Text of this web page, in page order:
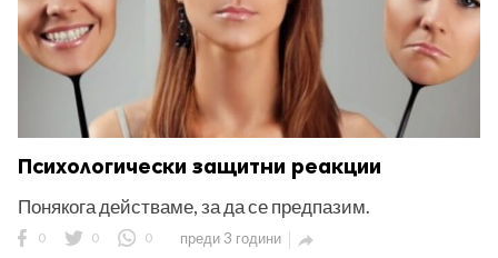
Психологически защитни реакции
Понякога действаме, за да се предпазим.
0 0 0 преди 3 години 